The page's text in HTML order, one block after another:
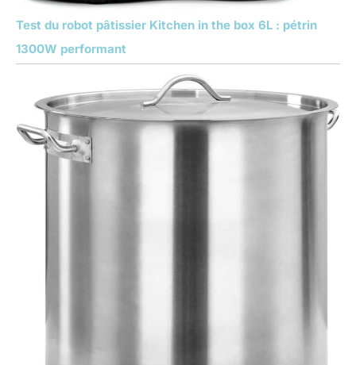
Test du robot pâtissier Kitchen in the box 6L : pétrin
1300W performant